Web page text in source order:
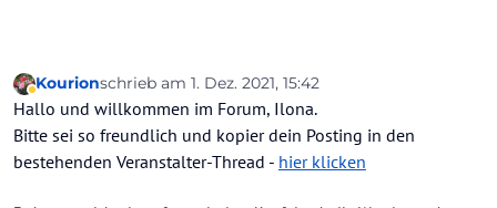
Abwesend
Kourionschrieb am 1. Dez. 2021, 15:42
zuletzt editiert von
Hallo und willkommen im Forum, Ilona.
Bitte sei so freundlich und kopier dein Posting in den
bestehenden Veranstalter-Thread - hier klicken